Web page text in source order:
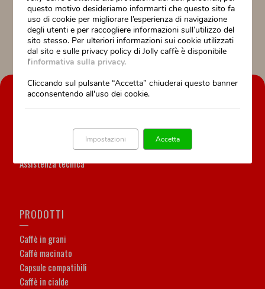
AZIENDA
Il nostro lavoro è la nostra passione
Formazione professionale
Assistenza tecnica
PRODOTTI
Caffè in grani
Caffè macinato
Capsule compatibili
Caffè in cialde
questo motivo desideriamo informarti che questo sito fa
uso di cookie per migliorare l’esperienza di navigazione
degli utenti e per raccogliere informazioni sull’utilizzo del
sito stesso. Per ulteriori informazioni sui cookie utilizzati
dal sito e sulle privacy policy di Jolly caffè è disponibile
l'informativa sulla privacy.
Cliccando sul pulsante “Accetta” chiuderai questo banner
acconsentendo all'uso dei cookie.
Accetta
Impostazioni